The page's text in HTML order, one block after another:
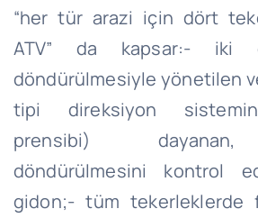
“her tür arazi için dört
ATV” da kapsar:- iki
döndürülmesiyle yönetilen
tipi direksiyon
prensibi)
döndürülmesini kontrol
gidon;- tüm tekerleklerde